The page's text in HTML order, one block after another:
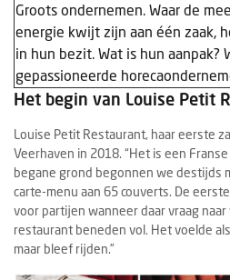
Groots ondernemen. Waar de
energie kwijt zijn aan één zaak,
in hun bezit. Wat is hun aanpak?
gepassioneerde
Het begin van Louise Petit
Louise Petit Restaurant, haar eerste
Veerhaven in 2018. “Het is een
begane grond begonnen we destijds
carte-menu aan 65 couverts. De
voor partijen wanneer daar vraag
restaurant beneden vol. Het voelde
maar bleef rijden.”